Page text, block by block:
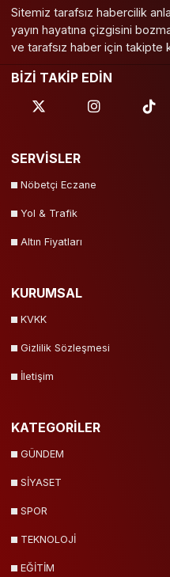
Sitemiz tarafsız habercilik
yayın hayatına çizgisini
ve tarafsız haber için takipte
BİZİ TAKİP EDİN
SERVİSLER
Nöbetçi Eczane
Yol & Trafik
Altın Fiyatları
KURUMSAL
KVKK
Gizlilik Sözleşmesi
İletişim
KATEGORİLER
GÜNDEM
SİYASET
SPOR
TEKNOLOJİ
EĞİTİM